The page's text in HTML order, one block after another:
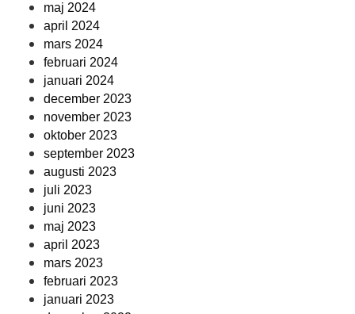
maj 2024
april 2024
mars 2024
februari 2024
januari 2024
december 2023
november 2023
oktober 2023
september 2023
augusti 2023
juli 2023
juni 2023
maj 2023
april 2023
mars 2023
februari 2023
januari 2023